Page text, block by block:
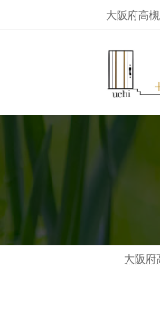
プ
動
大阪府高
大阪府